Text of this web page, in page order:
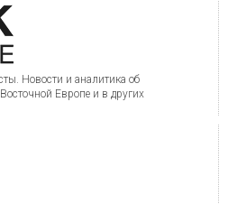
Новости и аналитика об
Европе и в других